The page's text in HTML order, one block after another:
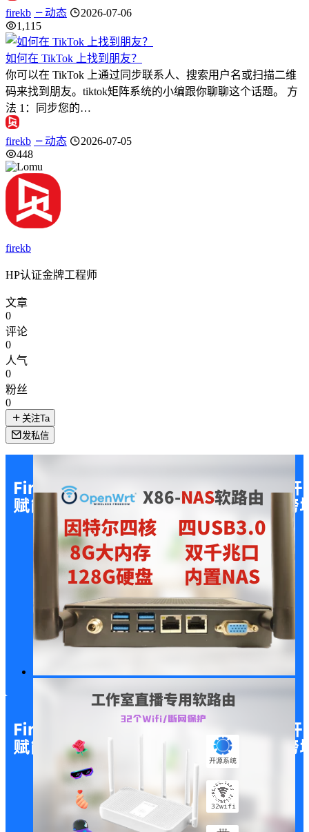
firekb 动态
2026-07-06
1,115
如何在 TikTok 上找到朋友？
你可以在 TikTok 上通过同步联系人、搜索用户名或扫描二维
码来找到朋友。tiktok矩阵系统的小编跟你聊聊这个话题。 方
法 1：同步您的…
firekb 动态
2026-07-05
448
firekb
HP认证金牌工程师
文章
0
评论
0
人气
0
粉丝
0
关注Ta
发私信